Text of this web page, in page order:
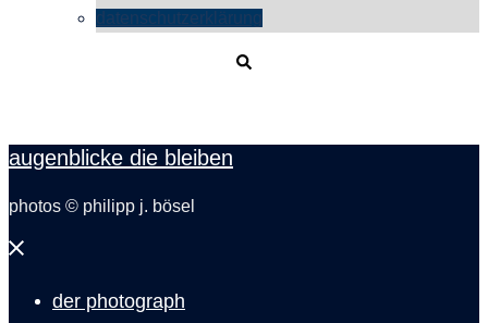
datenschutzerklärung
augenblicke die bleiben
photos © philipp j. bösel
Menü
der photograph